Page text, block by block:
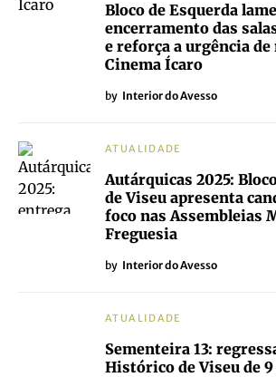
Bloco de Esquerda
encerramento das
e reforça a urgência
Cinema Ícaro
by Interior do Avesso
ATUALIDADE
Autárquicas 2025:
de Viseu apresenta
foco nas Assembleias
Freguesia
by Interior do Avesso
ATUALIDADE
Sementeira 13:
Histórico de Viseu de 9